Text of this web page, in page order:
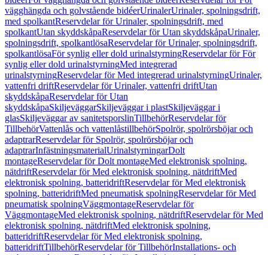
vägghängda och golvstående bidéerUrinalerUrinaler, spolningsdrift,
med spolkantReservdelar för Urinaler, spolningsdrift, med
spolkantUtan skyddskåpaReservdelar för Utan skyddskåpaUrinaler,
spolningsdrift, spolkantlösaReservdelar för Urinaler, spolningsdrift,
spolkantlösaFör synlig eller dold urinalstyrningReservdelar för För
synlig eller dold urinalstyrningMed integrerad
urinalstyrningReservdelar för Med integrerad urinalstyrningUrinaler,
vattenfri driftReservdelar för Urinaler, vattenfri driftUtan
skyddskåpaReservdelar för Utan
skyddskåpaSkiljeväggarSkiljeväggar i plastSkiljeväggar i
glasSkiljeväggar av sanitetsporslinTillbehörReservdelar för
TillbehörVattenlås och vattenlåstillbehörSpolrör, spolrörsböjar och
adaptrarReservdelar för Spolrör, spolrörsböjar och
adaptrarInfästningsmaterialUrinalstyrningarDolt
montageReservdelar för Dolt montageMed elektronisk spolning,
nätdriftReservdelar för Med elektronisk spolning, nätdriftMed
elektronisk spolning, batteridriftReservdelar för Med elektronisk
spolning, batteridriftMed pneumatisk spolningReservdelar för Med
pneumatisk spolningVäggmontageReservdelar för
VäggmontageMed elektronisk spolning, nätdriftReservdelar för Med
elektronisk spolning, nätdriftMed elektronisk spolning,
batteridriftReservdelar för Med elektronisk spolning,
batteridriftTillbehörReservdelar för TillbehörInstallations- och